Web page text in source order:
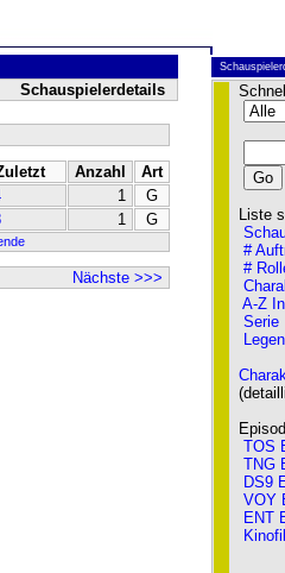
Schauspielerdetails
Anzahl
Art
1
G
1 G
Nächste >>>
Liste
#
#
A-Z
Serie
TOS
TNG
DS9
VOY
ENT